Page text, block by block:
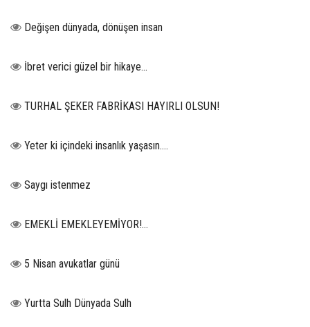
Değişen dünyada, dönüşen insan
İbret verici güzel bir hikaye...
TURHAL ŞEKER FABRİKASI HAYIRLI OLSUN!
Yeter ki içindeki insanlık yaşasın….
Saygı istenmez
EMEKLİ EMEKLEYEMİYOR!...
5 Nisan avukatlar günü
Yurtta Sulh Dünyada Sulh